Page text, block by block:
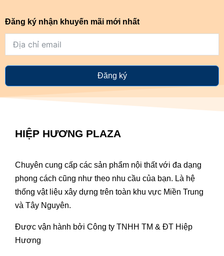
Đăng ký nhận khuyến mãi mới nhất
Đăng ký
HIỆP HƯƠNG PLAZA
Chuyên cung cấp các sản phẩm nội thất với đa dạng
phong cách cũng như theo nhu cầu của bạn. Là hệ
thống vật liệu xây dựng trên toàn khu vực Miền Trung
và Tây Nguyên.
Được vận hành bởi Công ty TNHH TM & ĐT Hiệp
Hương